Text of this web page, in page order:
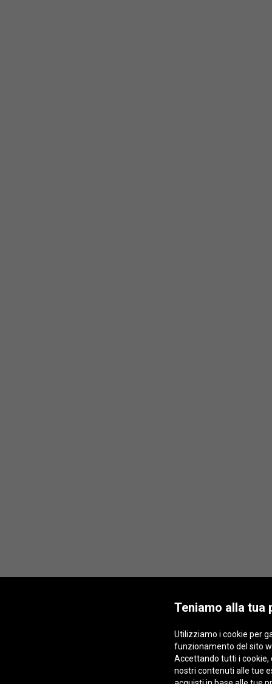
Teniamo alla tua
Utilizziamo i cookie per
funzionamento del sito
Accettando tutti i
nostri contenuti alle tue